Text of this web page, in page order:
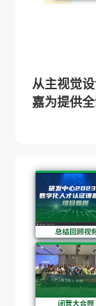
从主视觉
嘉为提供